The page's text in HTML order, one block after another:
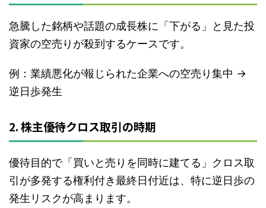
急騰した銘柄や話題の成長株に「下がる」と見た投
資家の空売りが殺到するケースです。
例：業績悪化が報じられた企業への空売り集中 →
逆日歩発生
2. 株主優待クロス取引の時期
優待目的で「買いと売りを同時に建てる」クロス取
引が多発する権利付き最終日付近は、特に逆日歩の
発生リスクが高まります。